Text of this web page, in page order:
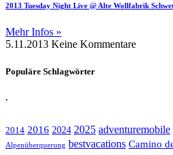
2013 Tuesday Night Live @ Alte Wollfabrik
Mehr Infos »
5.11.2013 Keine Kommentare
Populäre Schlagwörter
.
2014 2016 2024 2025 adventuremobile
Alpenüberquerung bestvacations Camino